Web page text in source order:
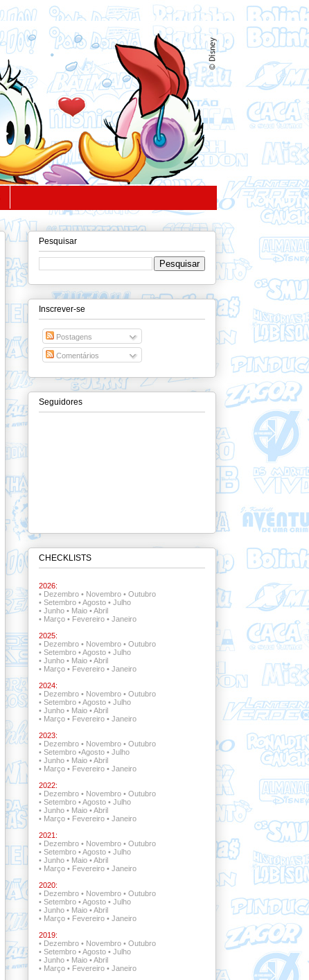
Pesquisar
Inscrever-se
Postagens
Comentários
Seguidores
CHECKLISTS
2026:
• Dezembro• Novembro• Outubro
• Setembro•Agosto• Julho
• Junho• Maio•Abril
• Março• Fevereiro• Janeiro
2025:
• Dezembro• Novembro• Outubro
• Setembro•Agosto• Julho
• Junho• Maio•Abril
• Março• Fevereiro• Janeiro
2024:
• Dezembro• Novembro• Outubro
• Setembro•Agosto• Julho
• Junho• Maio•Abril
• Março• Fevereiro• Janeiro
2023:
• Dezembro• Novembro• Outubro
• Setembro•Agosto• Julho
• Junho• Maio•Abril
• Março• Fevereiro• Janeiro
2022:
• Dezembro • Novembro• Outubro
• Setembro •Agosto• Julho
• Junho• Maio•Abril
• Março• Fevereiro• Janeiro
2021:
• Dezembro • Novembro • Outubro
• Setembro•Agosto• Julho
• Junho• Maio•Abril
• Março• Fevereiro• Janeiro
2020:
• Dezembro• Novembro• Outubro
• Setembro•Agosto• Julho
• Junho• Maio•Abril
• Março• Fevereiro• Janeiro
2019:
• Dezembro• Novembro• Outubro
• Setembro•Agosto• Julho
• Junho• Maio•Abril
• Março• Fevereiro• Janeiro